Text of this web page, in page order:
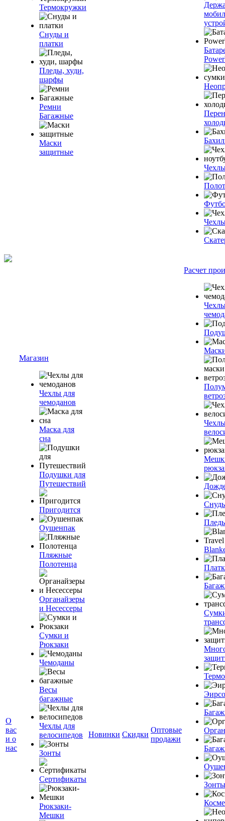
Термокружки
Снуды и
платки
Пледы, худи,
шарфы
Ремни
Багажные
Маски
защитные
О
вас
и о
нас
Магазин
Чехлы для
чемоданов
Маска для
сна
Подушки для
Путешествий
Пригодится
Оушенпак
Пляжные
Полотенца
Органайзеры
и Несессеры
Сумки и
Рюкзаки
Чемоданы
Весы
багажные
Чехлы для
велосипедов
Зонты
Сертификаты
Рюкзаки-
Мешки
Новинки Скидки
Оптовые
продажи
Расчет
Зонты